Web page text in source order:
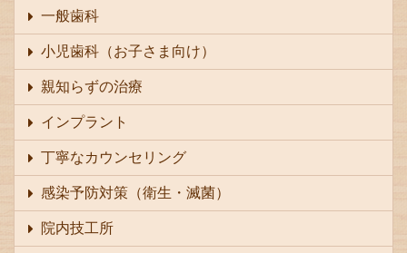
一般歯科
小児歯科（お子さま向け）
親知らずの治療
インプラント
丁寧なカウンセリング
感染予防対策（衛生・滅菌）
院内技工所